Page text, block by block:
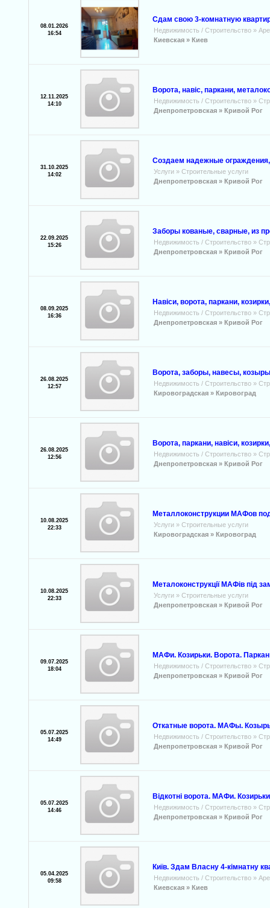
08.01.2026
16:54
Сдам свою 3-комнатную
Недвижимость / Строительство »
Киевская » Киев
12.11.2025
14:10
Ворота, навіс, паркани,
Недвижимость / Строительство »
Днепропетровская » Кривой Рог
31.10.2025
14:02
Создаем надежные
Услуги » Строительные услуги
Днепропетровская » Кривой Рог
22.09.2025
15:26
Заборы кованые, сварные, из
Недвижимость / Строительство »
Днепропетровская » Кривой Рог
08.09.2025
16:36
Навіси, ворота, паркани,
Недвижимость / Строительство »
Днепропетровская » Кривой Рог
26.08.2025
12:57
Ворота, заборы, навесы,
Недвижимость / Строительство »
Кировоградская » Кировоград
26.08.2025
12:56
Ворота, паркани, навіси,
Недвижимость / Строительство »
Днепропетровская » Кривой Рог
10.08.2025
22:33
Металлоконструкции МАФов
Услуги » Строительные услуги
Кировоградская » Кировоград
10.08.2025
22:33
Металоконструкції МАФів під
Услуги » Строительные услуги
Днепропетровская » Кривой Рог
09.07.2025
18:04
МАФи. Козирьки. Ворота.
Недвижимость / Строительство »
Днепропетровская » Кривой Рог
05.07.2025
14:49
Откатные ворота. МАФы.
Недвижимость / Строительство »
Днепропетровская » Кривой Рог
05.07.2025
14:46
Відкотні ворота. МАФи.
Недвижимость / Строительство »
Днепропетровская » Кривой Рог
05.04.2025
09:58
Київ. Здам Власну 4-кімнатну
Недвижимость / Строительство »
Киевская » Киев